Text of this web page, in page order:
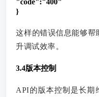
}
这样的错误信息能够帮
升调试效率。
3.4版本控制
API的版本控制是长期